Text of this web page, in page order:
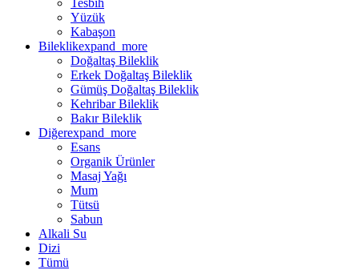
Tesbih
Yüzük
Kabaşon
Bileklikexpand_more
Doğaltaş Bileklik
Erkek Doğaltaş Bileklik
Gümüş Doğaltaş Bileklik
Kehribar Bileklik
Bakır Bileklik
Diğerexpand_more
Esans
Organik Ürünler
Masaj Yağı
Mum
Tütsü
Sabun
Alkali Su
Dizi
Tümü